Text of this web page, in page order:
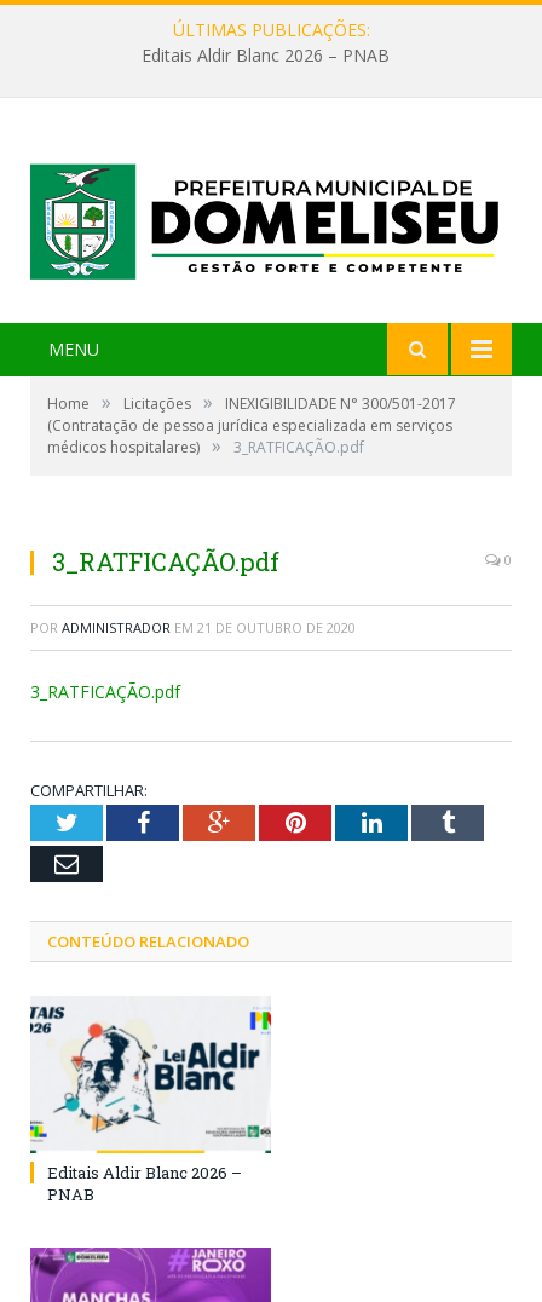
ÚLTIMAS PUBLICAÇÕES:
Editais Aldir Blanc 2026 – PNAB
MENU
Home » Licitações »
INEXIGIBILIDADE N° 300/501-2017
(Contratação de pessoa jurídica especializada em serviços
médicos hospitalares) » 3_RATFICAÇÃO.pdf
3_RATFICAÇÃO.pdf 0
POR ADMINISTRADOR EM 21 DE OUTUBRO DE 2020
3_RATFICAÇÃO.pdf
COMPARTILHAR:
TwitterFacebookGoogle+PinterestLinkedInTumblr
Email
CONTEÚDO RELACIONADO
Editais Aldir Blanc 2026 –
PNAB